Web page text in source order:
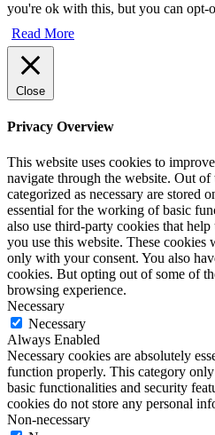
you're ok with this, but you can opt-
Read More
Close
Privacy Overview
This website uses cookies to
navigate through the website. Out of
categorized as necessary are stored
essential for the working of basic
also use third-party cookies that
you use this website. These
only with your consent. You also
cookies. But opting out of some of
browsing experience.
Necessary
Necessary
Always Enabled
Necessary cookies are absolutely
function properly. This category
basic functionalities and security
cookies do not store any personal
Non-necessary